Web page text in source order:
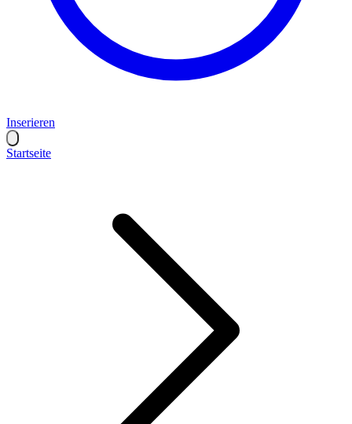
Inserieren
Startseite